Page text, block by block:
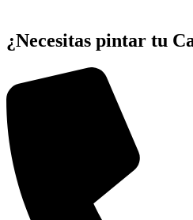
¿Necesitas pintar tu